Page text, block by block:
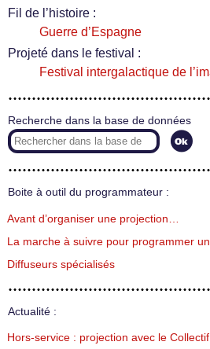
Fil de l’histoire :
Guerre d’Espagne
Projeté dans le festival :
Festival intergalactique de
Recherche dans la base de données
Boite à outil du programmateur :
Avant d’organiser une projection…
La marche à suivre pour programmer
Diffuseurs spécialisés
Actualité :
Hors-service : projection avec le